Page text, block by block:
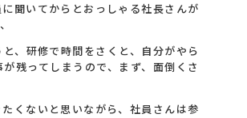
聞いてからとおっしゃる社長さんが
、研修で時間をさくと、自分がやら
残ってしまうので、まず、面倒くさ
くないと思いながら、社員さんは参